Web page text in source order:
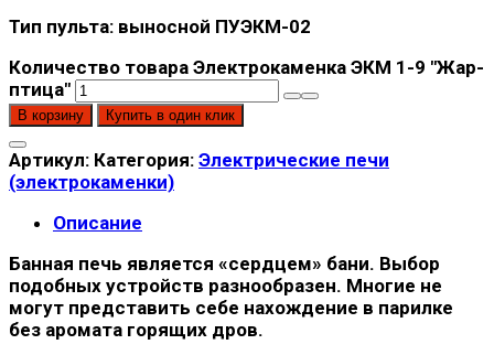
Тип пульта: выносной ПУЭКМ-02
Количество товара Электрокaмeнка ЭКМ 1-9 "Жар-
птица"
В корзину Купить в один клик
Артикул: Категория: Электрические печи
(электрокаменки)
Описание
Банная печь является «сердцем» бани. Выбор
подобных устройств разнообразен. Многие не
могут представить себе нахождение в парилке
без аромата горящих дров.